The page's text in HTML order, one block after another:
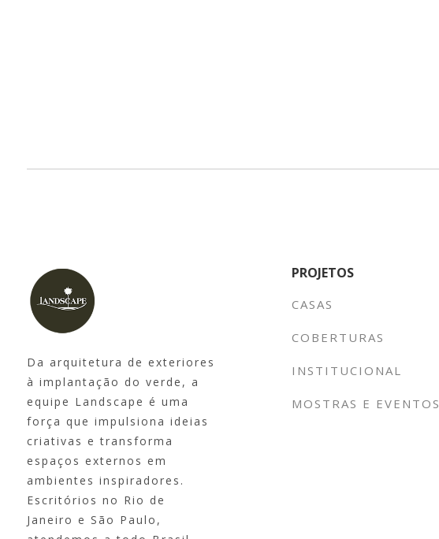
Da arquitetura de exteriores
à implantação do verde, a
equipe Landscape é uma
força que impulsiona ideias
criativas e transforma
espaços externos em
ambientes inspiradores.
Escritórios no Rio de
Janeiro e São Paulo,
PROJETOS
CASAS
COBERTURAS
INSTITUCIONAL
MOSTRAS E EVENTOS